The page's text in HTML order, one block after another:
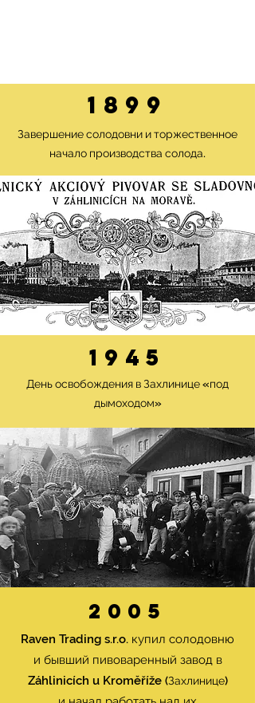
1899
Завершение солодовни и торжественное
начало производства солода.
1945
День освобождения в Захлинице «под
дымоходом»
2005
Raven Trading s.r.o. купил солодовню
и бывший пивоваренный завод в
Záhlinicích u Kroměříže (Захлинице)